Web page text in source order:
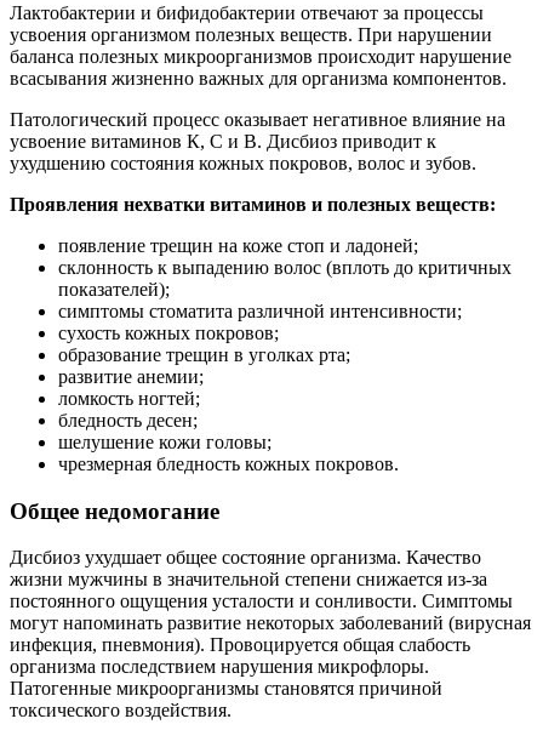
Лактобактерии и бифидобактерии отвечают за процессы
усвоения организмом полезных веществ. При нарушении
баланса полезных микроорганизмов происходит нарушение
всасывания жизненно важных для организма компонентов.
Патологический процесс оказывает негативное влияние на
усвоение витаминов К, С и В. Дисбиоз приводит к
ухудшению состояния кожных покровов, волос и зубов.
Проявления нехватки витаминов и полезных веществ:
появление трещин на коже стоп и ладоней;
склонность к выпадению волос (вплоть до критичных
показателей);
симптомы стоматита различной интенсивности;
сухость кожных покровов;
образование трещин в уголках рта;
развитие анемии;
ломкость ногтей;
бледность десен;
шелушение кожи головы;
чрезмерная бледность кожных покровов.
Общее недомогание
Дисбиоз ухудшает общее состояние организма. Качество
жизни мужчины в значительной степени снижается из-за
постоянного ощущения усталости и сонливости. Симптомы
могут напоминать развитие некоторых заболеваний (вирусная
инфекция, пневмония). Провоцируется общая слабость
организма последствием нарушения микрофлоры.
Патогенные микроорганизмы становятся причиной
токсического воздействия.